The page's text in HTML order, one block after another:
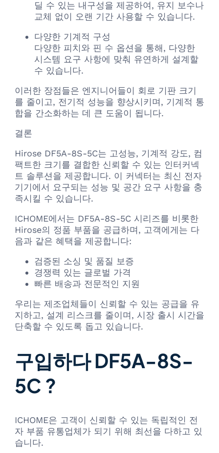
딜 수 있는 내구성을 제공하여, 유지 보수나
교체 없이 오랜 기간 사용할 수 있습니다.
다양한 기계적 구성
다양한 피치와 핀 수 옵션을 통해, 다양한
시스템 요구 사항에 맞춰 유연하게 설계할
수 있습니다.
이러한 장점들은 엔지니어들이 회로 기판 크기
를 줄이고, 전기적 성능을 향상시키며, 기계적 통
합을 간소화하는 데 큰 도움이 됩니다.
결론
Hirose DF5A-8S-5C는 고성능, 기계적 강도, 컴
팩트한 크기를 결합한 신뢰할 수 있는 인터커넥
트 솔루션을 제공합니다. 이 커넥터는 최신 전자
기기에서 요구되는 성능 및 공간 요구 사항을 충
족시킬 수 있습니다.
ICHOME에서는 DF5A-8S-5C 시리즈를 비롯한
Hirose의 정품 부품을 공급하며, 고객에게는 다
음과 같은 혜택을 제공합니다:
검증된 소싱 및 품질 보증
경쟁력 있는 글로벌 가격
빠른 배송과 전문적인 지원
우리는 제조업체들이 신뢰할 수 있는 공급을 유
지하고, 설계 리스크를 줄이며, 시장 출시 시간을
단축할 수 있도록 돕고 있습니다.
구입하다 DF5A-8S-
5C ?
ICHOME은 고객이 신뢰할 수 있는 독립적인 전
자 부품 유통업체가 되기 위해 최선을 다하고 있
습니다.